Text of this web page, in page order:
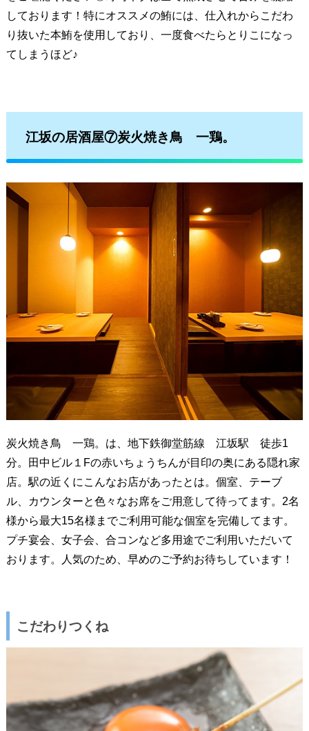
しております！特にオススメの鮪には、仕入れからこだわ
り抜いた本鮪を使用しており、一度食べたらとりこになっ
てしまうほど♪
江坂の居酒屋⑦炭火焼き鳥 一鶏。
炭火焼き鳥 一鶏。は、地下鉄御堂筋線 江坂駅 徒歩1
分。田中ビル１Fの赤いちょうちんが目印の奥にある隠れ家
店。駅の近くにこんなお店があったとは。個室、テーブ
ル、カウンターと色々なお席をご用意して待ってます。2名
様から最大15名様までご利用可能な個室を完備してます。
プチ宴会、女子会、合コンなど多用途でご利用いただいて
おります。人気のため、早めのご予約お待ちしています！
こだわりつくね